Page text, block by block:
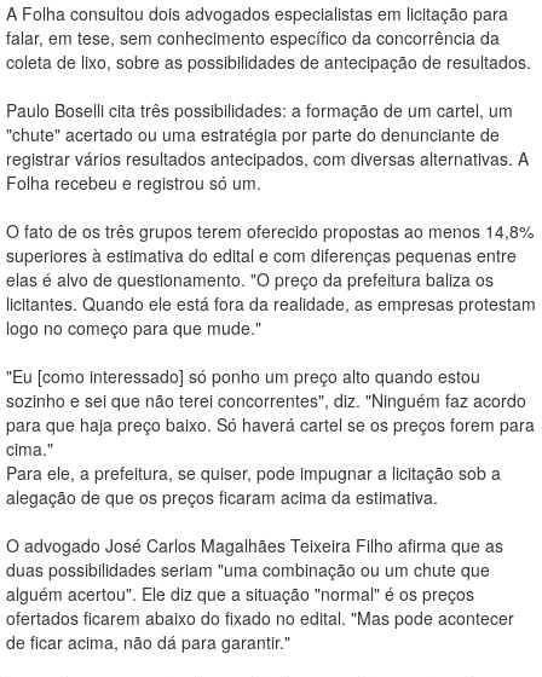
A Folha consultou dois advogados especialistas em licitação para
falar, em tese, sem conhecimento específico da concorrência da
coleta de lixo, sobre as possibilidades de antecipação de resultados.
Paulo Boselli cita três possibilidades: a formação de um cartel, um
"chute" acertado ou uma estratégia por parte do denunciante de
registrar vários resultados antecipados, com diversas alternativas. A
Folha recebeu e registrou só um.
O fato de os três grupos terem oferecido propostas ao menos 14,8%
superiores à estimativa do edital e com diferenças pequenas entre
elas é alvo de questionamento. "O preço da prefeitura baliza os
licitantes. Quando ele está fora da realidade, as empresas protestam
logo no começo para que mude."
"Eu [como interessado] só ponho um preço alto quando estou
sozinho e sei que não terei concorrentes", diz. "Ninguém faz acordo
para que haja preço baixo. Só haverá cartel se os preços forem para
cima."
Para ele, a prefeitura, se quiser, pode impugnar a licitação sob a
alegação de que os preços ficaram acima da estimativa.
O advogado José Carlos Magalhães Teixeira Filho afirma que as
duas possibilidades seriam "uma combinação ou um chute que
alguém acertou". Ele diz que a situação "normal" é os preços
ofertados ficarem abaixo do fixado no edital. "Mas pode acontecer
de ficar acima, não dá para garantir."